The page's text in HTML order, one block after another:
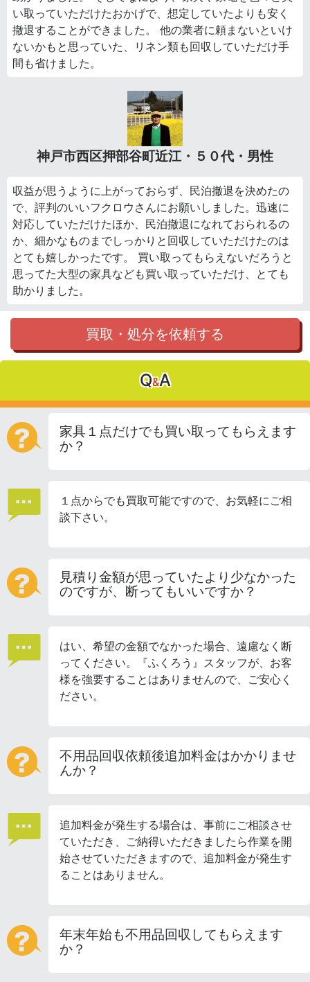
い取っていただけたおかげで、想定していたよりも安く
撤退することができました。 他の業者に頼まないといけ
ないかもと思っていた、リネン類も回収していただけ手
間も省けました。
神戸市西区押部谷町近江・５０代・男性
収益が思うように上がっておらず、民泊撤退を決めたの
で、評判のいいフクロウさんにお願いしました。迅速に
対応していただけたほか、民泊撤退になれておられるの
か、細かなものまでしっかりと回収していただけたのは
とても嬉しかったです。 買い取ってもらえないだろうと
思ってた大型の家具なども買い取っていただけ、とても
助かりました。
買取・処分を依頼する
Q&A
家具１点だけでも買い取ってもらえます
か？
１点からでも買取可能ですので、お気軽にご相
談下さい。
見積り金額が思っていたより少なかった
のですが、断ってもいいですか？
はい、希望の金額でなかった場合、遠慮なく断
ってください。『ふくろう』スタッフが、お客
様を強要することはありませんので、ご安心く
ださい。
不用品回収依頼後追加料金はかかりませ
んか？
追加料金が発生する場合は、事前にご相談させ
ていただき、ご納得いただきましたら作業を開
始させていただきますので、追加料金が発生す
ることはありません。
年末年始も不用品回収してもらえます
か？